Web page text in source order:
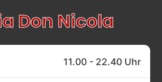
Don Nicola
11.00 - 22.40 Uhr